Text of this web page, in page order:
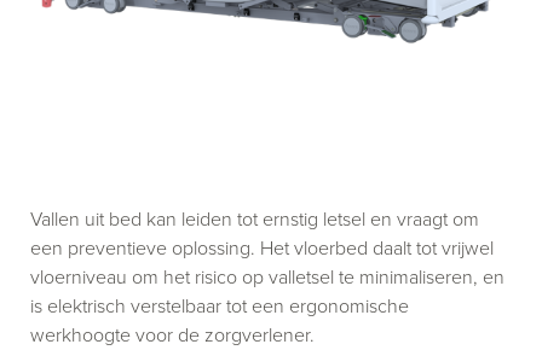
Vallen uit bed kan leiden tot ernstig letsel en vraagt om
een preventieve oplossing. Het vloerbed daalt tot vrijwel
vloerniveau om het risico op valletsel te minimaliseren, en
is elektrisch verstelbaar tot een ergonomische
werkhoogte voor de zorgverlener.